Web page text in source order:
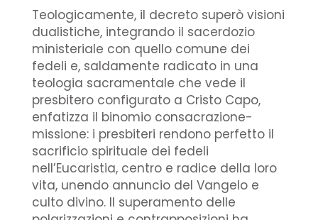
Teologicamente, il decreto superò visioni
dualistiche, integrando il sacerdozio
ministeriale con quello comune dei
fedeli e, saldamente radicato in una
teologia sacramentale che vede il
presbitero configurato a Cristo Capo,
enfatizza il binomio consacrazione-
missione: i presbiteri rendono perfetto il
sacrificio spirituale dei fedeli
nell’Eucaristia, centro e radice della loro
vita, unendo annuncio del Vangelo e
culto divino. Il superamento delle